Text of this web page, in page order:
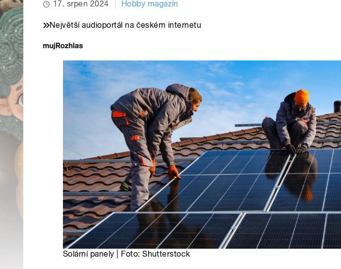
17. srpen 2024 Hobby magazín
Největší audioportál na českém internetu
Solární panely | Foto: Shutterstock